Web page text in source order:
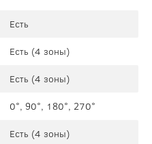
Есть
Есть (4 зоны)
Есть (4 зоны)
0°, 90°, 180°, 270°
Есть (4 зоны)